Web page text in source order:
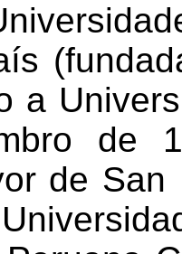
a
de
de